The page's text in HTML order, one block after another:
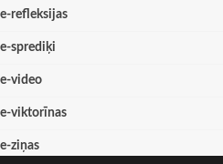
e-refleksijas
e-sprediķi
e-video
e-viktorīnas
e-ziņas